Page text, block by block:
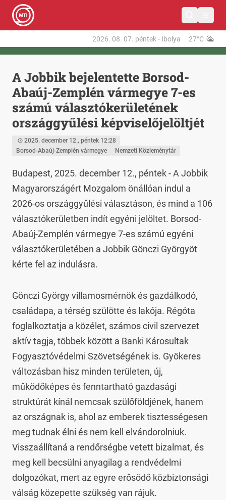
2026. 08. 07. péntek- Ibolya 27°C
A Jobbik bejelentette Borsod-
Abaúj-Zemplén vármegye 7-es
számú választókerületének
országgyűlési képviselőjelöltjét
2025. december 12., péntek 12:28
Borsod-Abaúj-Zemplén vármegye
Nemzeti Közleménytár
Budapest, 2025. december 12., péntek - A Jobbik
Magyarországért Mozgalom önállóan indul a
2026-os országgyűlési választáson, és mind a 106
választókerületben indít egyéni jelöltet. Borsod-
Abaúj-Zemplén vármegye 7-es számú egyéni
választókerületében a Jobbik Gönczi Györgyöt
kérte fel az indulásra.
Gönczi György villamosmérnök és gazdálkodó,
családapa, a térség szülötte és lakója. Régóta
foglalkoztatja a közélet, számos civil szervezet
aktív tagja, többek között a Banki Károsultak
Fogyasztóvédelmi Szövetségének is. Gyökeres
változásban hisz minden területen, új,
működőképes és fenntartható gazdasági
struktúrát kínál nemcsak szülőföldjének, hanem
az országnak is, ahol az emberek tisztességesen
meg tudnak élni és nem kell elvándorolniuk.
Visszaállítaná a rendőrségbe vetett bizalmat, és
meg kell becsülni anyagilag a rendvédelmi
dolgozókat, mert az egyre erősödő közbiztonsági
válság közepette szükség van rájuk.